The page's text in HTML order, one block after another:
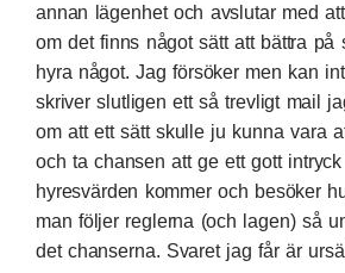
annan lägenhet och avslutar med
om det finns något sätt att bättra på
hyra något. Jag försöker men kan
skriver slutligen ett så trevligt mail
om att ett sätt skulle ju kunna vara
och ta chansen att ge ett gott
hyresvärden kommer och besöker
man följer reglerna (och lagen) så
det chanserna. Svaret jag får är